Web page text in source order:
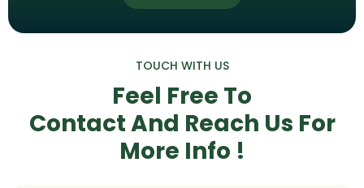
TOUCH WITH US
Feel Free To
Contact And Reach Us For
More Info !